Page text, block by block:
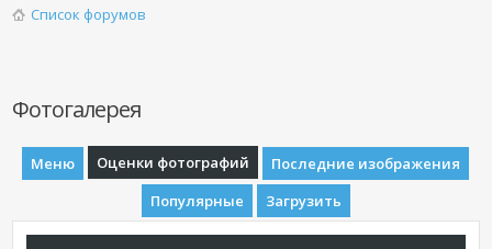
Список форумов
Фотогалерея
Меню Оценки фотографий
Последние изображения
Популярные
Загрузить